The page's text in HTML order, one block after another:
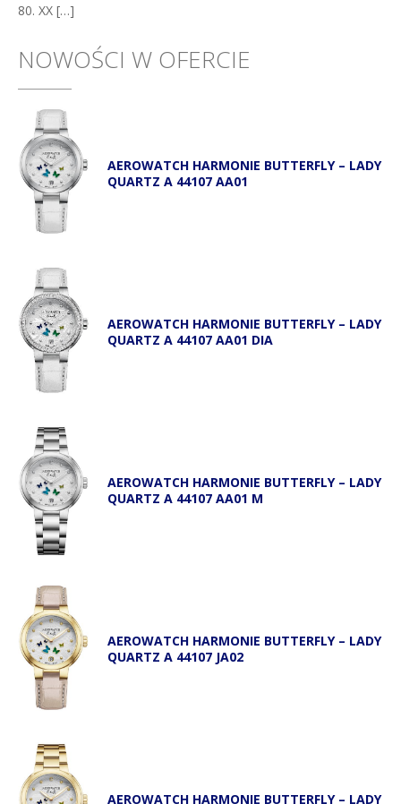
80. XX […]
NOWOŚCI W OFERCIE
AEROWATCH HARMONIE BUTTERFLY – LADY
QUARTZ A 44107 AA01
AEROWATCH HARMONIE BUTTERFLY – LADY
QUARTZ A 44107 AA01 DIA
AEROWATCH HARMONIE BUTTERFLY – LADY
QUARTZ A 44107 AA01 M
AEROWATCH HARMONIE BUTTERFLY – LADY
QUARTZ A 44107 JA02
AEROWATCH HARMONIE BUTTERFLY – LADY